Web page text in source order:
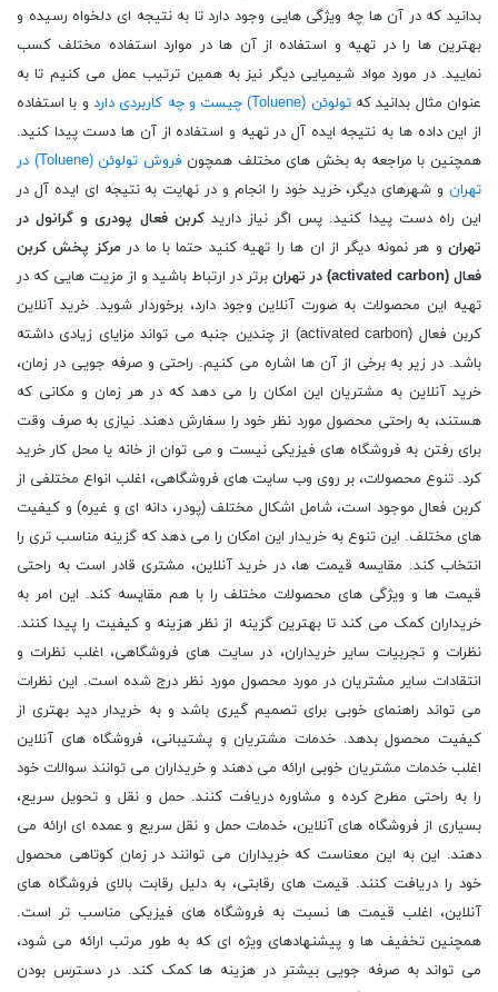
بدانید که در آن ها چه ویژگی هایی وجود دارد تا به نتیجه ای دلخواه رسیده و
بهترین ها را در تهیه و استفاده از آن ها در موارد استفاده مختلف کسب
نمایید. در مورد مواد شیمیایی دیگر نیز به همین ترتیب عمل می کنیم تا به
عنوان مثال بدانید کهتولوئن (Toluene) چیست و چه کاربردی دارد
و با استفاده
از این داده ها به نتیجه ایده آل در تهیه و استفاده از آن ها دست پیدا کنید.
همچنین با مراجعه به بخش های مختلف همچون
فروش تولوئن (Toluene) در
تهران و شهرهای دیگر، خرید خود را انجام و در نهایت به نتیجه ای ایده آل در
این راه دست پیدا کنید. پس اگر نیاز داریدکربن فعال پودری و گرانول در
تهرانو هر نمونه دیگر از ان ها را تهیه کنید حتما با ما در مرکز پخش کربن
فعال (activated carbon) در تهران برتر در ارتباط باشید و از مزیت هایی که در
تهیه این محصولات به صورت آنلاین وجود دارد، برخوردار شوید. خرید آنلاین
کربن فعال (activated carbon) از چندین جنبه می تواند مزایای زیادی داشته
باشد. در زیر به برخی از آن ها اشاره می کنیم. راحتی و صرفه جویی در زمان،
خرید آنلاین به مشتریان این امکان را می دهد که در هر زمان و مکانی که
هستند، به راحتی محصول مورد نظر خود را سفارش دهند. نیازی به صرف وقت
برای رفتن به فروشگاه های فیزیکی نیست و می توان از خانه یا محل کار خرید
کرد. تنوع محصولات، بر روی وب سایت های فروشگاهی، اغلب انواع مختلفی از
کربن فعال موجود است، شامل اشکال مختلف (پودر، دانه ای و غیره) و کیفیت
های مختلف. این تنوع به خریدار این امکان را می دهد که گزینه مناسب تری را
انتخاب کند. مقایسه قیمت ها، در خرید آنلاین، مشتری قادر است به راحتی
قیمت ها و ویژگی های محصولات مختلف را با هم مقایسه کند. این امر به
خریداران کمک می کند تا بهترین گزینه از نظر هزینه و کیفیت را پیدا کنند.
نظرات و تجربیات سایر خریداران، در سایت های فروشگاهی، اغلب نظرات و
انتقادات سایر مشتریان در مورد محصول مورد نظر درج شده است. این نظرات
می تواند راهنمای خوبی برای تصمیم گیری باشد و به خریدار دید بهتری از
کیفیت محصول بدهد. خدمات مشتریان و پشتیبانی، فروشگاه های آنلاین
اغلب خدمات مشتریان خوبی ارائه می دهند و خریداران می توانند سوالات خود
را به راحتی مطرح کرده و مشاوره دریافت کنند. حمل و نقل و تحویل سریع،
بسیاری از فروشگاه های آنلاین، خدمات حمل و نقل سریع و عمده ای ارائه می
دهند. این به این معناست که خریداران می توانند در زمان کوتاهی محصول
خود را دریافت کنند. قیمت های رقابتی، به دلیل رقابت بالای فروشگاه های
آنلاین، اغلب قیمت ها نسبت به فروشگاه های فیزیکی مناسب تر است.
همچنین تخفیف ها و پیشنهادهای ویژه ای که به طور مرتب ارائه می شود،
می تواند به صرفه جویی بیشتر در هزینه ها کمک کند. در دسترس بودن